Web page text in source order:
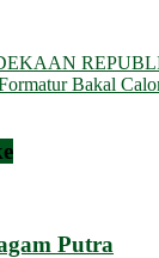
Bakal
Putra